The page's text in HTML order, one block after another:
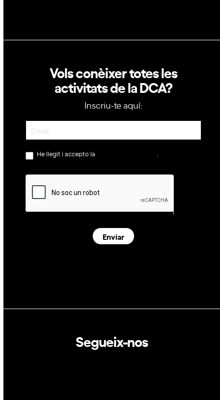
Vols conèixer totes les
activitats de la DCA?
Inscriu-te aquí:
Newsletter
He llegit i accepto la política de privacitat.
Enviar
Segueix-nos